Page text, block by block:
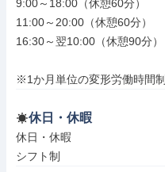
9:00～18:00（休憩60分）
11:00～20:00（休憩60分）
16:30～翌10:00（休憩90分）
※1か月単位の変形労働時間
休日・休暇
休日・休暇
シフト制